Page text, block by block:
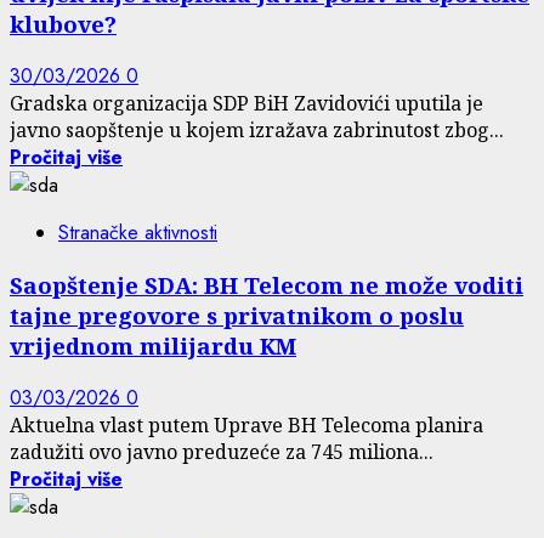
klubove?
30/03/2026 0
Gradska organizacija SDP BiH Zavidovići uputila je
javno saopštenje u kojem izražava zabrinutost zbog...
Pročitaj više
Stranačke aktivnosti
Saopštenje SDA: BH Telecom ne može voditi
tajne pregovore s privatnikom o poslu
vrijednom milijardu KM
03/03/2026 0
Aktuelna vlast putem Uprave BH Telecoma planira
zadužiti ovo javno preduzeće za 745 miliona...
Pročitaj više